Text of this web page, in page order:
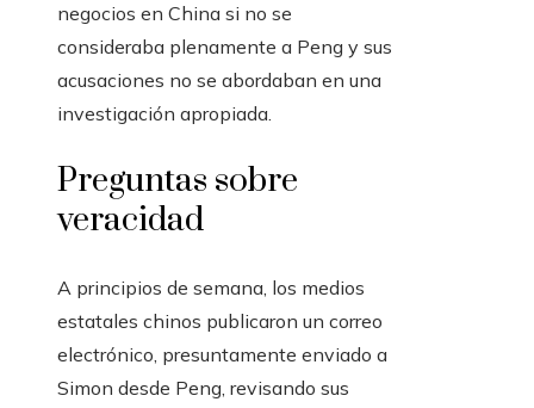
negocios en China si no se
consideraba plenamente a Peng y sus
acusaciones no se abordaban en una
investigación apropiada.
Preguntas sobre
veracidad
A principios de semana, los medios
estatales chinos publicaron un correo
electrónico, presuntamente enviado a
Simon desde Peng, revisando sus